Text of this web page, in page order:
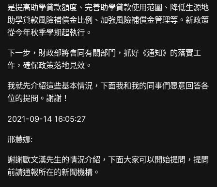
是提高助學貸款額度、完善助學貸款使用范圍、降低生源地
助學貸款風險補償金比例、加強風險補償金管理等。新政策
從今年秋季學期起執行。
下一步，財政部將會同有關部門，抓好《通知》的落實工
作，確保政策落地見效。
我就先介紹這些基本情況，下面我和我的同事們愿意回答各
位的提問。謝謝！
2021-09-14 16:05:27
邢慧娜:
謝謝歐文漢先生的情況介紹，下面大家可以開始提問，提問
前請通報所在的新聞機構。